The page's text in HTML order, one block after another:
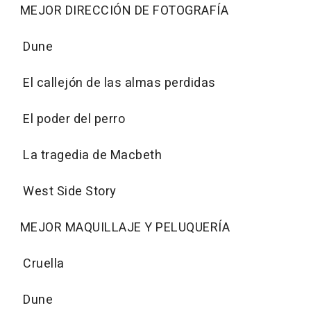
MEJOR DIRECCIÓN DE FOTOGRAFÍA
Dune
El callejón de las almas perdidas
El poder del perro
La tragedia de Macbeth
West Side Story
MEJOR MAQUILLAJE Y PELUQUERÍA
Cruella
Dune